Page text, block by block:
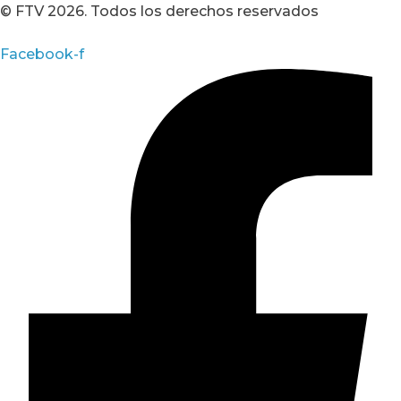
© FTV 2026. Todos los derechos reservados
Facebook-f